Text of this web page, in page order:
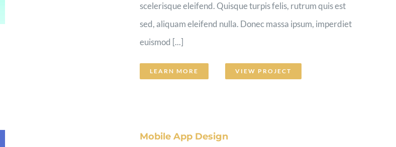
scelerisque eleifend. Quisque turpis felis, rutrum quis est
sed, aliquam eleifend nulla. Donec massa ipsum, imperdiet
euismod [...]
LEARN MORE VIEW PROJECT
Mobile App Design